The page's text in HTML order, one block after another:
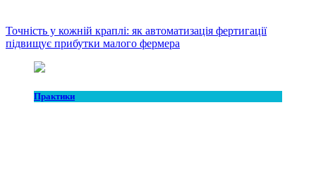
Точність у кожній краплі: як автоматизація фертигації
підвищує прибутки малого фермера
Практики